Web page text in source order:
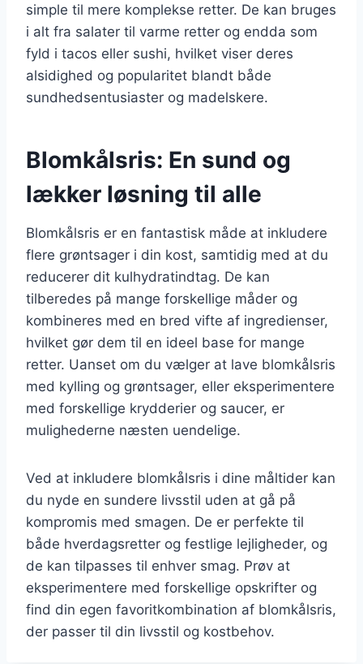
simple til mere komplekse retter. De kan bruges
i alt fra salater til varme retter og endda som
fyld i tacos eller sushi, hvilket viser deres
alsidighed og popularitet blandt både
sundhedsentusiaster og madelskere.
Blomkålsris: En sund og
lækker løsning til alle
Blomkålsris er en fantastisk måde at inkludere
flere grøntsager i din kost, samtidig med at du
reducerer dit kulhydratindtag. De kan
tilberedes på mange forskellige måder og
kombineres med en bred vifte af ingredienser,
hvilket gør dem til en ideel base for mange
retter. Uanset om du vælger at lave blomkålsris
med kylling og grøntsager, eller eksperimentere
med forskellige krydderier og saucer, er
mulighederne næsten uendelige.
Ved at inkludere blomkålsris i dine måltider kan
du nyde en sundere livsstil uden at gå på
kompromis med smagen. De er perfekte til
både hverdagsretter og festlige lejligheder, og
de kan tilpasses til enhver smag. Prøv at
eksperimentere med forskellige opskrifter og
find din egen favoritkombination af blomkålsris,
der passer til din livsstil og kostbehov.